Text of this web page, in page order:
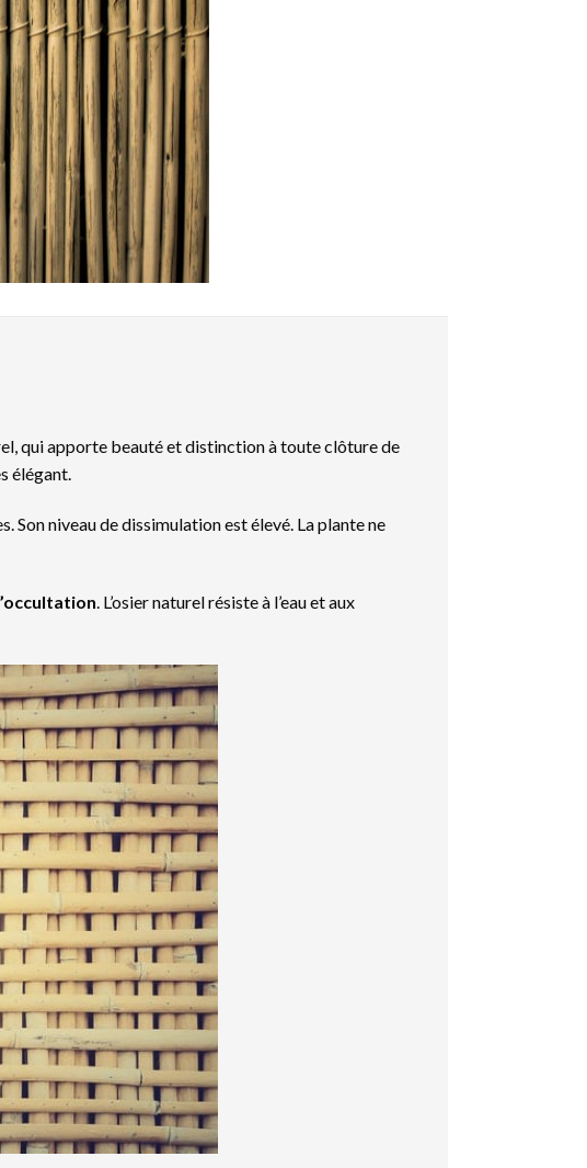
qui apporte beauté et distinction à toute clôture de
élégant.
Son niveau de dissimulation est élevé. La plante ne
. L’osier naturel résiste à l’eau et aux